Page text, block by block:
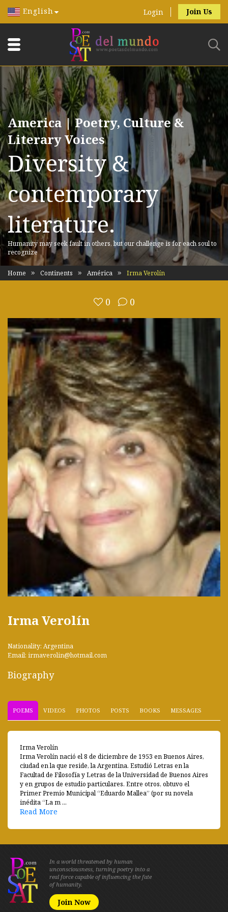
English Login Join Us
America | Poetry, Culture &
Literary Voices
Diversity &
contemporary
literature.
Humanity may seek fault in others, but our challenge is for each soul to
recognize
Home Continents América Irma Verolín
0 0
Irma Verolín
Nationality: Argentina
Email: irmaverolin@hotmail.com
Biography
POEMS VIDEOS PHOTOS POSTS BOOKS MESSAGES
Irma Verolín
Irma Verolín nació el 8 de diciembre de 1953 en Buenos Aires,
ciudad en la que reside, la Argentina. Estudió Letras en la
Facultad de Filosofía y Letras de la Universidad de Buenos Aires
y en grupos de estudio particulares. Entre otros, obtuvo el
Primer Premio Municipal “Eduardo Mallea” (por su novela
inédita “La m ...
Read More
In a world threatened by human
unconsciousness, turning poetry into a
real force capable of influencing the fate
of humanity.
Join Now